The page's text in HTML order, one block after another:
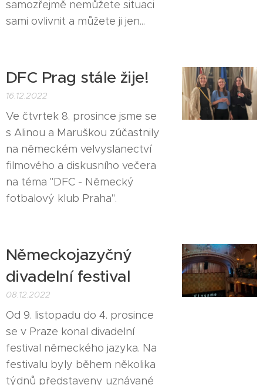
samozřejmě nemůžete situaci
sami ovlivnit a můžete ji jen...
DFC Prag stále žije!
16.12.2022
Ve čtvrtek 8. prosince jsme se
s Alinou a Maruškou zúčastnily
na německém velvyslanectví
filmového a diskusního večera
na téma "DFC - Německý
fotbalový klub Praha".
Německojazyčný
divadelní festival
08.12.2022
Od 9. listopadu do 4. prosince
se v Praze konal divadelní
festival německého jazyka. Na
festivalu byly během několika
týdnů představeny uznávané